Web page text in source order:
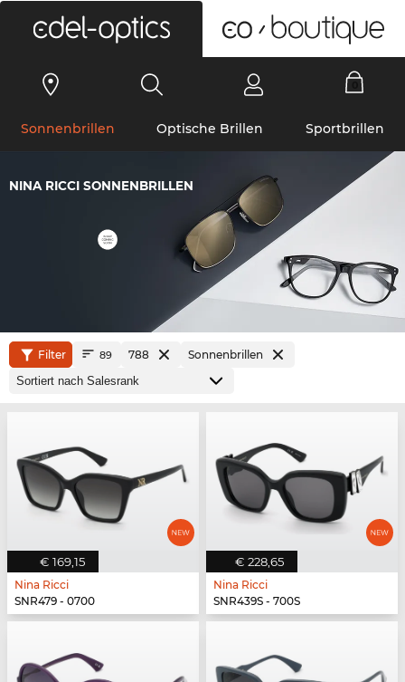
Sonnenbrillen Optische Brillen Sportbrillen
NINA RICCI SONNENBRILLEN
Filter 89 788 Sonnenbrillen
€ 169,15
Nina Ricci
SNR479 - 0700
€ 228,65
Nina Ricci
SNR439S - 700S